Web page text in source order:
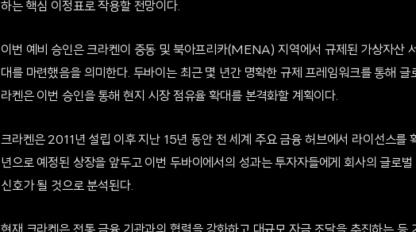
하는 핵심 이정표로 작용할 전망이다.
이번 예비 승인은 크라켄이 중동 및 북아프리카(MENA) 지역에서 규제된 가상자산
대를 마련했음을 의미한다. 두바이는 최근 몇 년간 명확한 규제 프레임워크를 통해
라켄은 이번 승인을 통해 현지 시장 점유율 확대를 본격화할 계획이다.
크라켄은 2011년 설립 이후 지난 15년 동안 전 세계 주요 금융 허브에서 라이선스
년으로 예정된 상장을 앞두고 이번 두바이에서의 성과는 투자자들에게 회사의 글로
신호가 될 것으로 분석된다.